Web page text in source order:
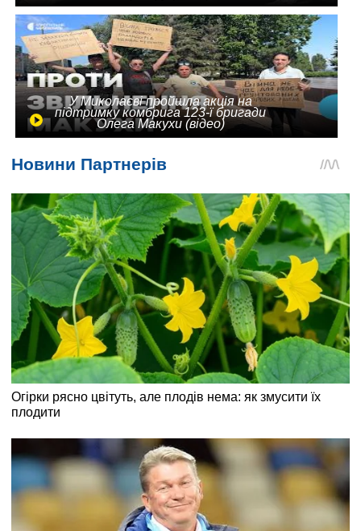
У Миколаєві пройшла акція на
підтримку комбрига 123-ї бригади
Олега Макухи (відео)